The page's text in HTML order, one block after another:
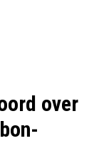
over